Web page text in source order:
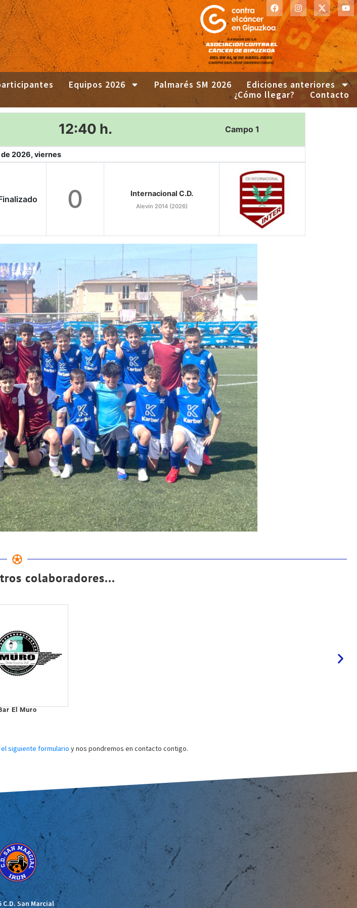
Equipos 2026 Palmarés SM 2026
Ediciones anteriores
¿Cómo llegar?
Contacto
12:40 h. Campo 1
de 2026, viernes
0 Internacional C.D.
Alevín 2014 (2026)
colaboradores...
El Muro
el siguiente formulario y nos pondremos en contacto contigo.
C.D. San Marcial